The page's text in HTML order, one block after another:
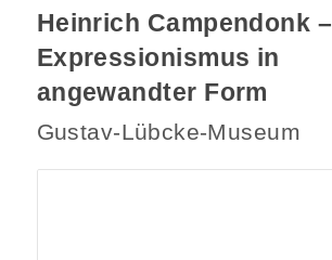
Heinrich Campendonk –
Expressionismus in
angewandter Form
Gustav-Lübcke-Museum